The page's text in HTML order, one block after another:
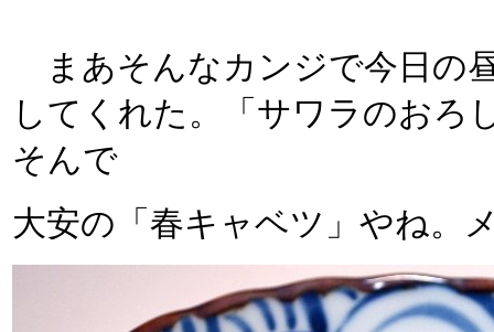
まあそんなカンジで今日の
してくれた。「サワラのおろ
そんで
大安の「春キャベツ」やね。